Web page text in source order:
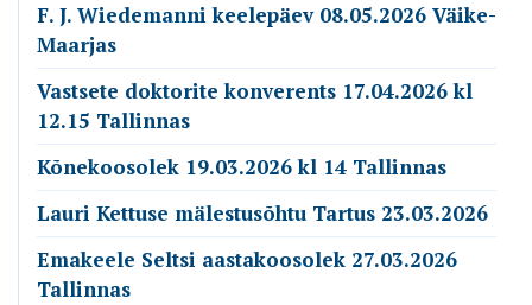
F. J. Wiedemanni keelepäev 08.05.2026 Väike-
Maarjas
Vastsete doktorite konverents 17.04.2026 kl
12.15 Tallinnas
Kõnekoosolek 19.03.2026 kl 14 Tallinnas
Lauri Kettuse mälestusõhtu Tartus 23.03.2026
Emakeele Seltsi aastakoosolek 27.03.2026
Tallinnas